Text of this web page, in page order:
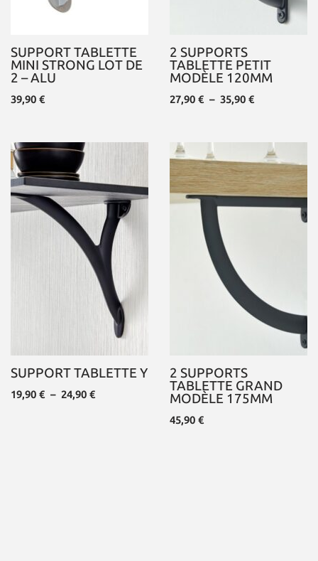
SUPPORT TABLETTE
MINI STRONG LOT DE
2 – ALU
39,90 €
2 SUPPORTS
TABLETTE PETIT
MODÈLE 120MM
27,90 € – 35,90 €
SUPPORT TABLETTE Y
19,90 € – 24,90 €
2 SUPPORTS
TABLETTE GRAND
MODÈLE 175MM
45,90 €